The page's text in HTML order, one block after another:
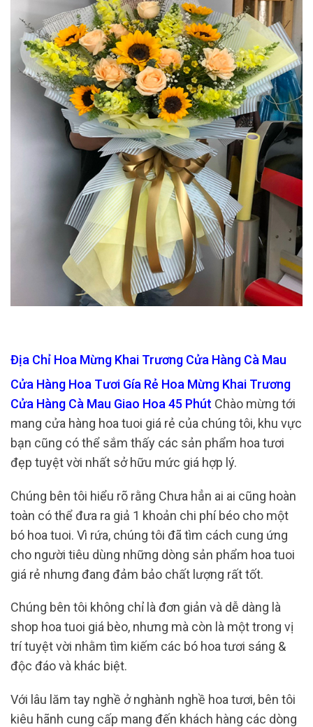
Địa Chỉ Hoa Mừng Khai Trương Cửa Hàng Cà Mau
Cửa Hàng Hoa Tươi Gía Rẻ Hoa Mừng Khai Trương
Cửa Hàng Cà Mau Giao Hoa 45 Phút Chào mừng tới
mang cửa hàng hoa tuoi giá rẻ của chúng tôi, khu vực
bạn cũng có thể sắm thấy các sản phẩm hoa tươi
đẹp tuyệt vời nhất sở hữu mức giá hợp lý.
Chúng bên tôi hiểu rõ rằng Chưa hẳn ai ai cũng hoàn
toàn có thể đưa ra giả 1 khoản chi phí béo cho một
bó hoa tuoi. Vì rứa, chúng tôi đã tìm cách cung ứng
cho người tiêu dùng những dòng sản phẩm hoa tuoi
giá rẻ nhưng đang đảm bảo chất lượng rất tốt.
Chúng bên tôi không chỉ là đơn giản và dễ dàng là
shop hoa tuoi giá bèo, nhưng mà còn là một trong vị
trí tuyệt vời nhằm tìm kiếm các bó hoa tươi sáng &
độc đáo và khác biệt.
Với lâu lăm tay nghề ở nghành nghề hoa tươi, bên tôi
kiêu hãnh cung cấp mang đến khách hàng các dòng